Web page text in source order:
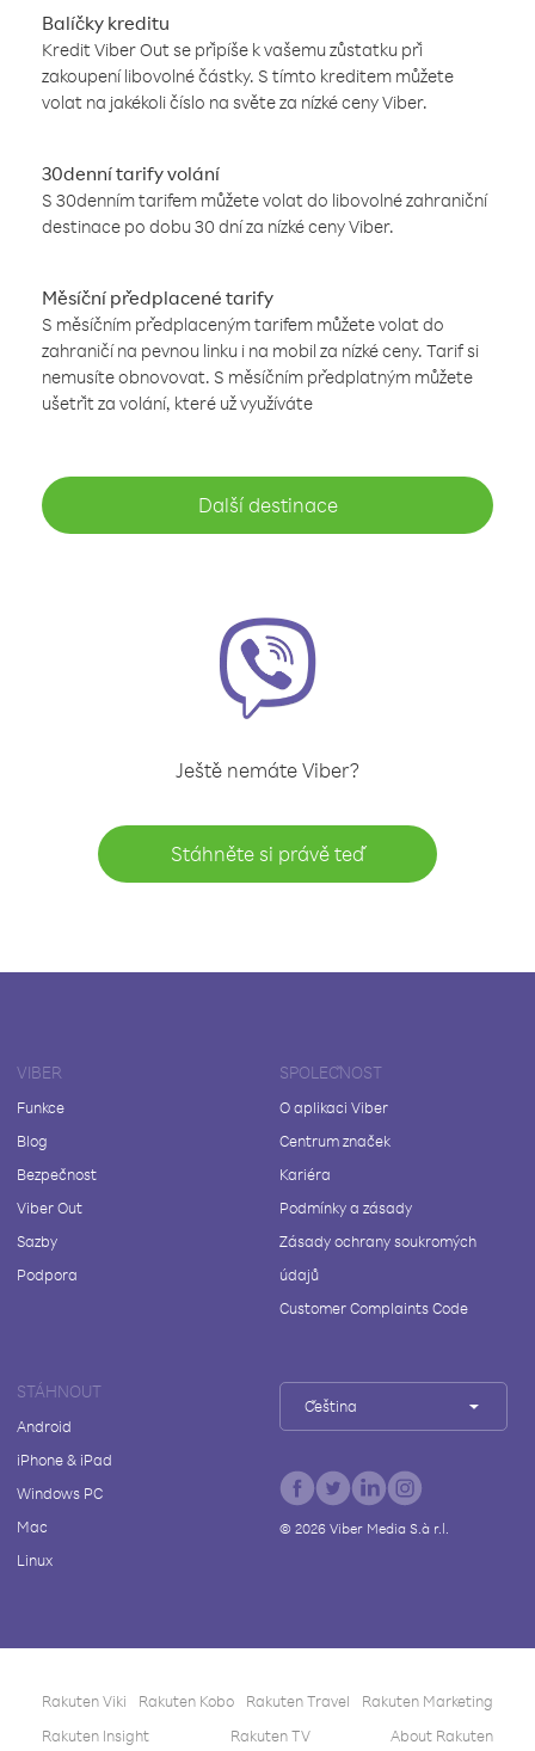
Balíčky kreditu
Kredit Viber Out se připíše k vašemu zůstatku při
zakoupení libovolné částky. S tímto kreditem můžete
volat na jakékoli číslo na světe za nízké ceny Viber.
30denní tarify volání
S 30denním tarifem můžete volat do libovolné zahraniční
destinace po dobu 30 dní za nízké ceny Viber.
Měsíční předplacené tarify
S měsíčním předplaceným tarifem můžete volat do
zahraničí na pevnou linku i na mobil za nízké ceny. Tarif si
nemusíte obnovovat. S měsíčním předplatným můžete
ušetřit za volání, které už využíváte
Další destinace
Ještě nemáte Viber?
Stáhněte si právě teď
VIBER
Funkce
Blog
Bezpečnost
Viber Out
Sazby
Podpora
SPOLEČNOST
O aplikaci Viber
Centrum značek
Kariéra
Podmínky a zásady
Zásady ochrany soukromých
údajů
Customer Complaints Code
STÁHNOUT
Android
iPhone & iPad
Windows PC
Mac
Linux
Čeština
© 2026Viber Media S.à r.l.
Rakuten Viki Rakuten Kobo Rakuten Travel
Rakuten Marketing
Rakuten Insight
Rakuten TV About Rakuten